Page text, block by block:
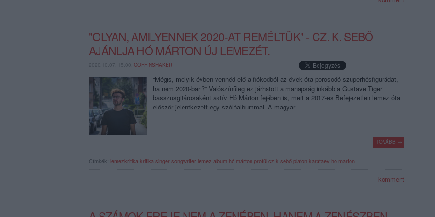
"OLYAN, AMILYENNEK 2020-AT REMÉLTÜK" - CZ. K. SEBŐ
AJÁNLJA HÓ MÁRTON ÚJ LEMEZÉT.
2020.10.07. 15:00, COFFINSHAKER
“Mégis, melyik évben vennéd elő a fiókodból az évek óta porosodó szuperhősfigurádat,
ha nem 2020-ban?” Valószínűleg ez járhatott a manapság inkább a Gustave Tiger
basszusgitárosaként aktív Hó Márton fejében is, mert a 2017-es Befejezetlen lemez óta
először jelentkezett egy szólóalbummal. A magyar…
TOVÁBB →
Címkék: lemezkritika kritika singer songwriter lemez album hó márton profülcz k sebő platon karataev ho marton
komment